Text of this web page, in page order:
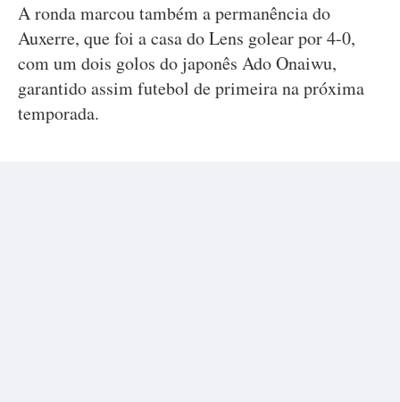
A ronda marcou também a permanência do
Auxerre, que foi a casa do Lens golear por 4-0,
com um dois golos do japonês Ado Onaiwu,
garantido assim futebol de primeira na próxima
temporada.